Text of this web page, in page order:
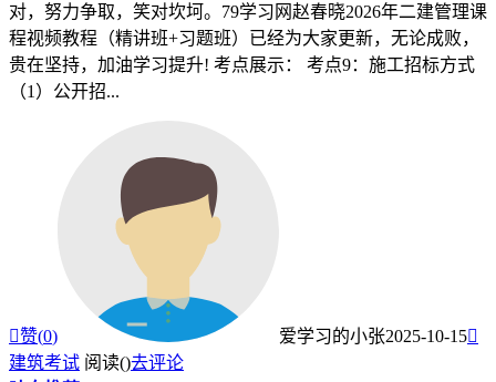
对，努力争取，笑对坎坷。79学习网赵春晓2026年二建管理课
程视频教程（精讲班+习题班）已经为大家更新，无论成败，
贵在坚持，加油学习提升! 考点展示： 考点9：施工招标方式
（1）公开招...
赞(0) 爱学习的小张2025-10-15
建筑考试 阅读()去评论